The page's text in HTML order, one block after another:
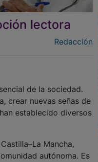
lectora
Redacción
de la sociedad.
crear nuevas señas de
establecido diversos
Mancha,
autónoma. Es